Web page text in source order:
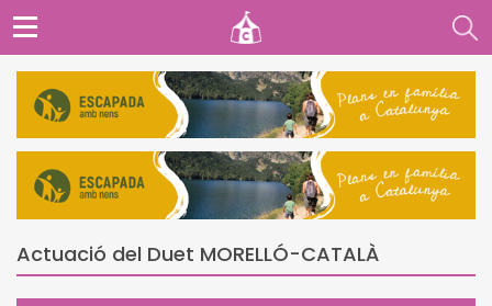
Actuació del Duet MORELLÓ-CATALÀ